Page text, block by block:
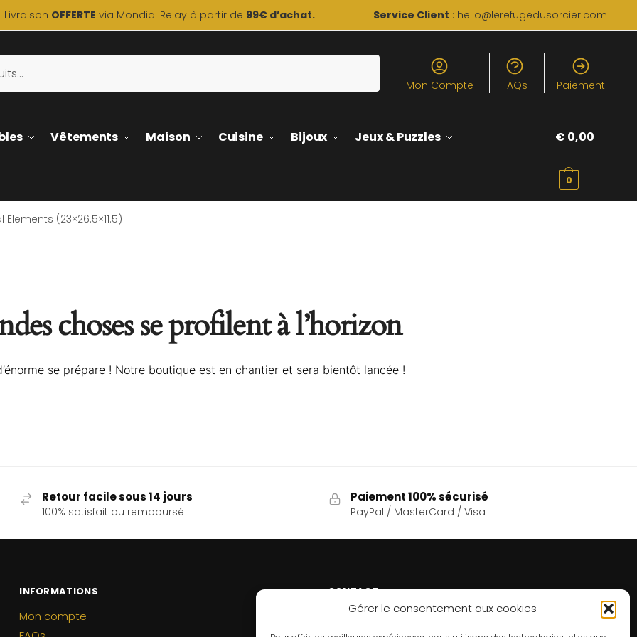
Gérer le consentement aux cookies
Livraison OFFERTE via Mondial Relay à partir de 99€ d’achat. Service Client : hello@lerefugedusorcier.com
Mon Compte FAQs Paiement
Vêtements Maison Cuisine Bijoux Jeux & Puzzles € 0,00
0
(23×26.5×11.5)
choses se profilent à l’horizon
se prépare ! Notre boutique est en chantier et sera bientôt lancée !
Retour facile sous 14 jours
100% satisfait ou remboursé
Paiement 100% sécurisé
PayPal / MasterCard / Visa
INFORMATIONS
Mon compte
CONTACT
Un problème ? Une question ? Le Refuge du Sorcier™
est à votre disposition 7j/7 et 24h/24.